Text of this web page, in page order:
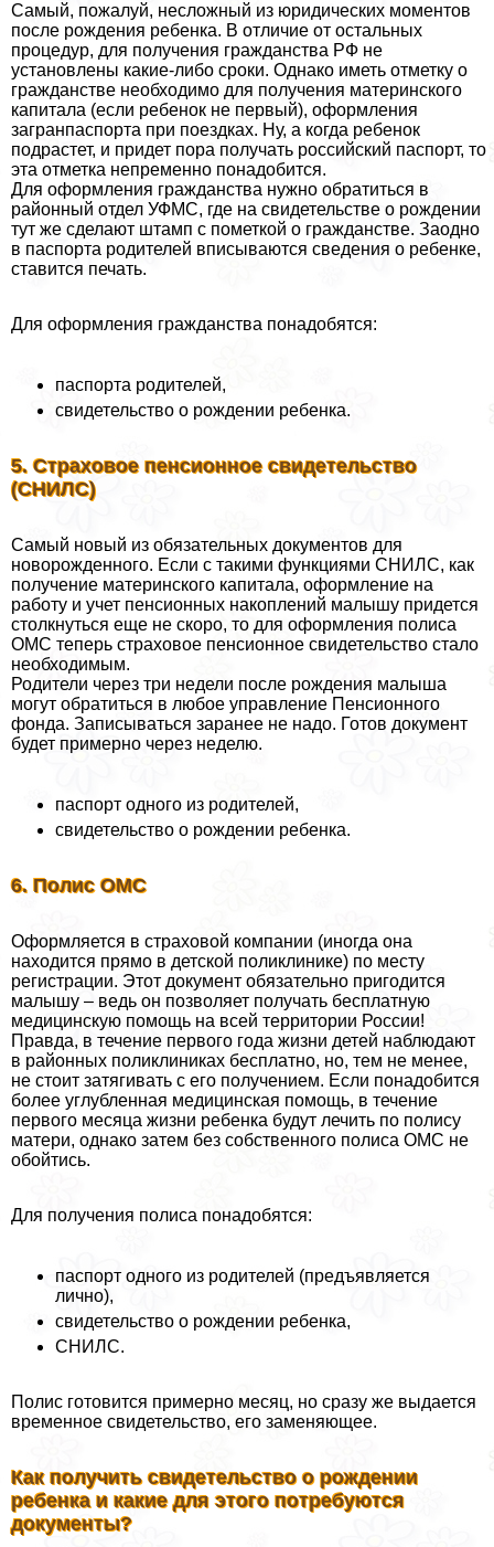
Самый, пожалуй, несложный из юридических моментов
после рождения ребенка. В отличие от остальных
процедур, для получения гражданства РФ не
установлены какие-либо сроки. Однако иметь отметку о
гражданстве необходимо для получения материнского
капитала (если ребенок не первый), оформления
загранпаспорта при поездках. Ну, а когда ребенок
подрастет, и придет пора получать российский паспорт, то
эта отметка непременно понадобится.
Для оформления гражданства нужно обратиться в
районный отдел УФМС, где на свидетельстве о рождении
тут же сделают штамп с пометкой о гражданстве. Заодно
в паспорта родителей вписываются сведения о ребенке,
ставится печать.
Для оформления гражданства понадобятся:
паспорта родителей,
свидетельство о рождении ребенка.
5. Страховое пенсионное свидетельство
(СНИЛС)
Самый новый из обязательных документов для
новорожденного. Если с такими функциями СНИЛС, как
получение материнского капитала, оформление на
работу и учет пенсионных накоплений малышу придется
столкнуться еще не скоро, то для оформления полиса
ОМС теперь страховое пенсионное свидетельство стало
необходимым.
Родители через три недели после рождения малыша
могут обратиться в любое управление Пенсионного
фонда. Записываться заранее не надо. Готов документ
будет примерно через неделю.
паспорт одного из родителей,
свидетельство о рождении ребенка.
6. Полис ОМС
Оформляется в страховой компании (иногда она
находится прямо в детской поликлинике) по месту
регистрации. Этот документ обязательно пригодится
малышу – ведь он позволяет получать бесплатную
медицинскую помощь на всей территории России!
Правда, в течение первого года жизни детей наблюдают
в районных поликлиниках бесплатно, но, тем не менее,
не стоит затягивать с его получением. Если понадобится
более углубленная медицинская помощь, в течение
первого месяца жизни ребенка будут лечить по полису
матери, однако затем без собственного полиса ОМС не
обойтись.
Для получения полиса понадобятся:
паспорт одного из родителей (предъявляется
лично),
свидетельство о рождении ребенка,
СНИЛС.
Полис готовится примерно месяц, но сразу же выдается
временное свидетельство, его заменяющее.
Как получить свидетельство о рождении
ребенка и какие для этого потребуются
документы?